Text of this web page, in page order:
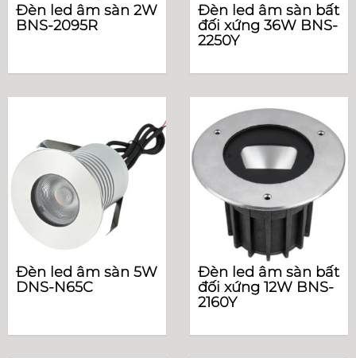
Đèn led âm sàn 2W
BNS-2095R
Đèn led âm sàn bất
đối xứng 36W BNS-
2250Y
Đèn led âm sàn 5W
DNS-N65C
Đèn led âm sàn bất
đối xứng 12W BNS-
2160Y